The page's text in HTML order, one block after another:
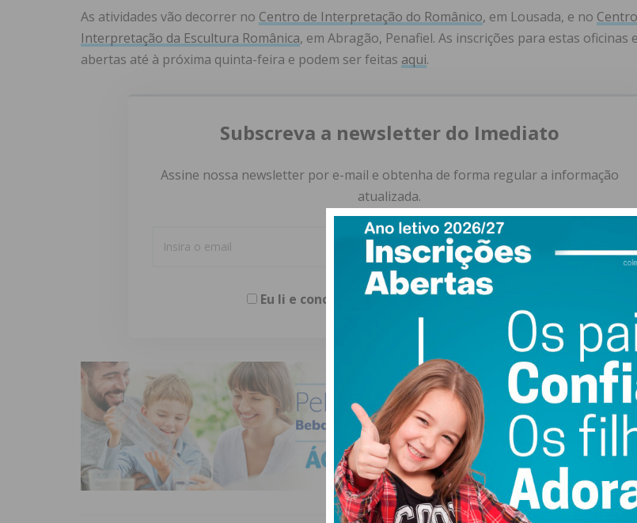
As atividades vão decorrer no Centro de Interpretação do Românico, em Lousada, e no
Interpretação da Escultura Românica, em Abragão, Penafiel. As inscrições para estas oficinas
abertas até à próxima quinta-feira e podem ser feitas aqui.
Subscreva a newsletter do Imediato
Assine nossa newsletter por e-mail e obtenha de forma regular a informação
atualizada.
Eu li e concordo com os termos e condições